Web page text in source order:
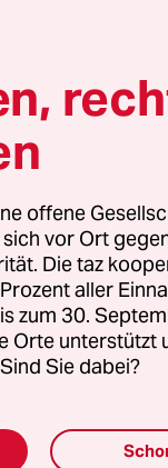
und Januar
gewesen
wird –
wie
sei
Woche
pro Tag.
offene
vor Ort
Die taz
aller
zum 30.
Orte unterstützt
Sie dabei?